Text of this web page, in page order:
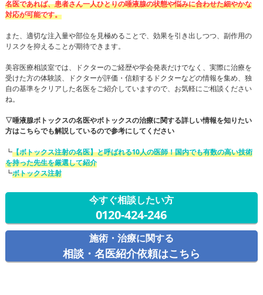
名医であれば、患者さん一人ひとりの唾液腺の状態や悩みに合わせた細やかな
対応が可能です。
また、適切な注入量や部位を見極めることで、効果を引き出しつつ、副作用の
リスクを抑えることが期待できます。
美容医療相談室では、ドクターのご経歴や学会発表だけでなく、実際に治療を
受けた方の体験談、ドクターが評価・信頼するドクターなどの情報を集め、独
自の基準をクリアした名医をご紹介していますので、お気軽にご相談ください
ね。
▽唾液腺ボトックスの名医やボトックスの治療に関する詳しい情報を知りたい
方はこちらでも解説しているので参考にしてください
┗【ボトックス注射の名医】と呼ばれる10人の医師！国内でも有数の高い技術
を持った先生を厳選して紹介
┗ボトックス注射
今すぐ相談したい方
0120-424-246
施術・治療に関する
相談・名医紹介依頼はこちら